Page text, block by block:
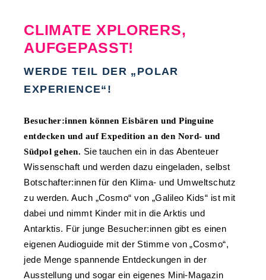
CLIMATE XPLORERS,
AUFGEPASST!
WERDE TEIL DER „POLAR
EXPERIENCE“!
Besucher:innen können Eisbären und Pinguine
entdecken und auf Expedition an den Nord- und
Südpol gehen. Sie tauchen ein in das Abenteuer
Wissenschaft und werden dazu eingeladen, selbst
Botschafter:innen für den Klima- und Umweltschutz
zu werden. Auch „Cosmo“ von „Galileo Kids“ ist mit
dabei und nimmt Kinder mit in die Arktis und
Antarktis. Für junge Besucher:innen gibt es einen
eigenen Audioguide mit der Stimme von „Cosmo“,
jede Menge spannende Entdeckungen in der
Ausstellung und sogar ein eigenes Mini-Magazin